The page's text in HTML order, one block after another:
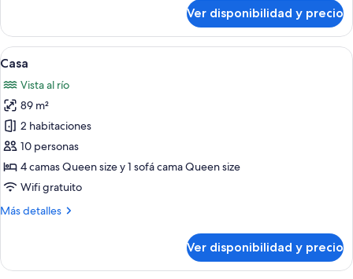
de
lujo,
vista
río
Ver disponibilidad y precio
Ver
todas
las
fotos
de
Casa
Un comedor con una mesa y sillas
9
Casa
Vista al río
89 m²
2 habitaciones
10 personas
4 camas Queen size y 1 sofá cama Queen size
Wifi gratuito
Más detalles
Más
Ver disponibilidad y precio